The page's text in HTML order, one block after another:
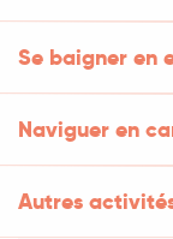
Se baigner en
Naviguer en
Autres